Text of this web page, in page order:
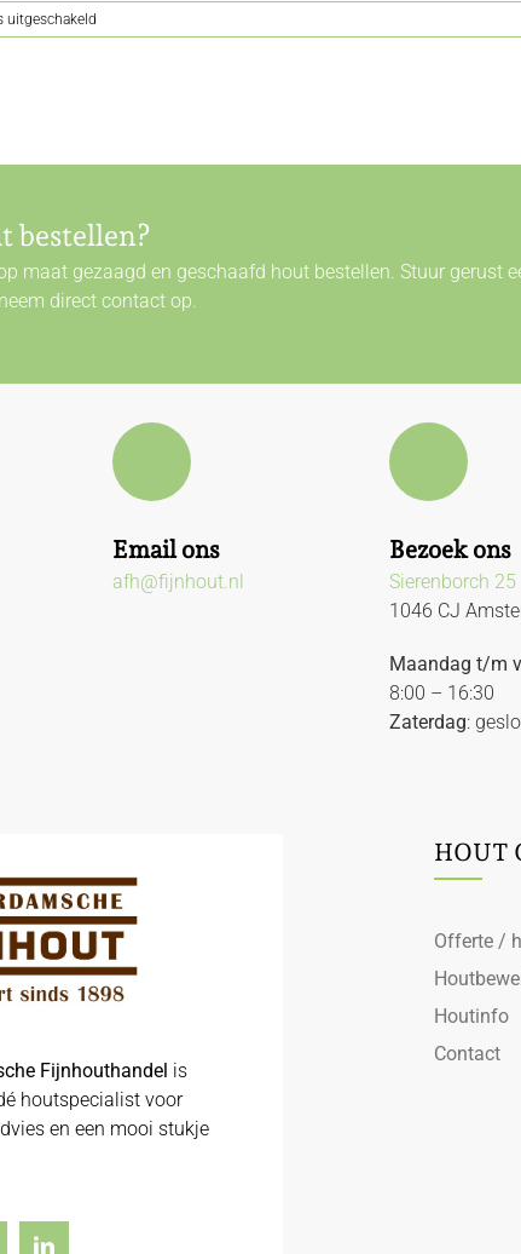
uitgeschakeld
Avodiré
bestellen?
maat gezaagd en geschaafd hout bestellen. Stuur gerust
direct contactop.
Email ons
afh@fijnhout.nl
Bezoek ons
Sierenborch 25
1046 CJ
Maandag t/m
8:00 – 16:30
Zaterdag:
Fijnhouthandel is
houtspecialist voor
en een mooi stukje
HOUT
Offerte /
Houtinfo
Contact